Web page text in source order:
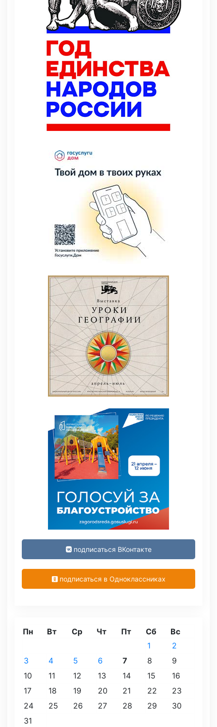
подписаться ВКонтакте
подписаться в Одноклассниках
Пн Вт Ср Чт Пт Сб
Вс
1
2
3
4 5 6 7 8
9
10
11 12 13 14 15
16
17
18 19 20 21 22
23
24
25 26 27 28 29
30
31